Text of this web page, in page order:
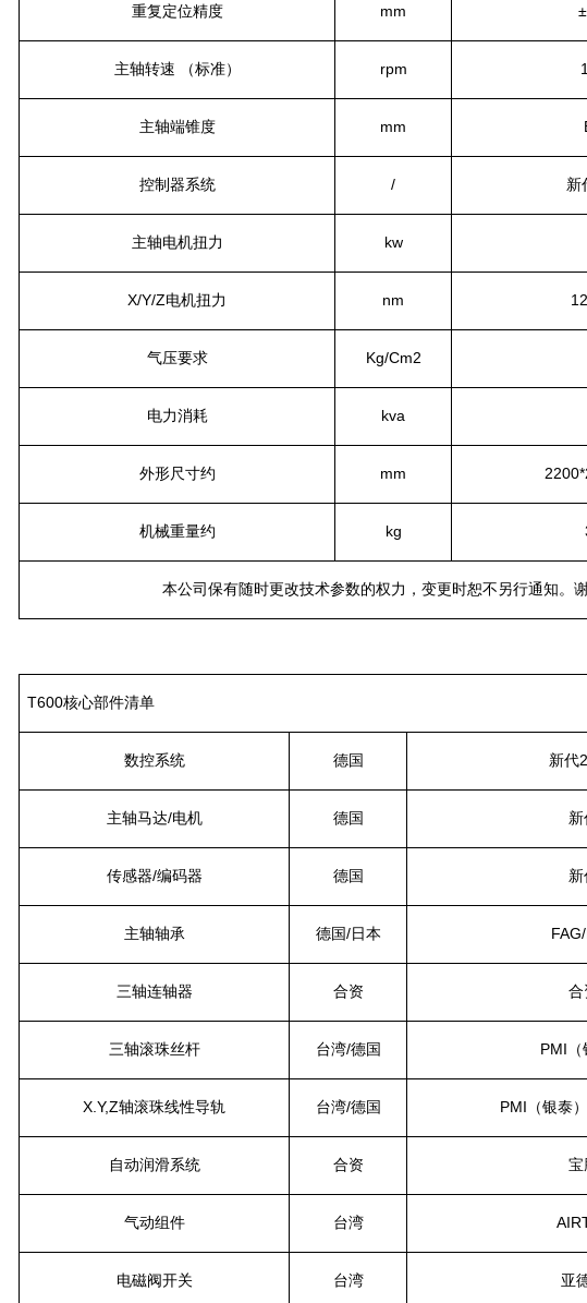
重复定位精度 mm
主轴转速 （标准） rpm
主轴端锥度 mm
控制器系统 / 新
主轴电机扭力 kw
X/Y/Z电机扭力 nm 1 2
气压要求 Kg/Cm2
电力消耗 kva
外形尺寸约 mm
机械重量约 kg
本公司保有随时更改技术参数的权力，变更时恕不另行通知。
T600核心部件清单
数控系统 德国 新代2
主轴马达/电机 德国
传感器/编码器 德国
主轴轴承 德国/日本
三轴连轴器 合资 合
三轴滚珠丝杆 台湾/德国 PMI（
X.Y,Z轴滚珠线性导轨 台湾/德国 PMI（银泰
自动润滑系统 合资 宝
气动组件 台湾
电磁阀开关 台湾 亚